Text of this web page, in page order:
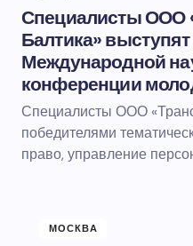
Специалисты ООО
Балтика»
Международной
конференции
Специалисты ООО
победителями
право, управление
МОСКВА